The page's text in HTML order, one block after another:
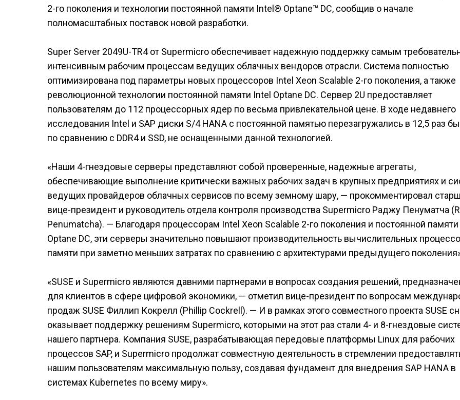
2-го поколения и технологии постоянной памяти Intel® Optane™ DC, сообщив о начале
полномасштабных поставок новой разработки.
Super Server 2049U-TR4 от Supermicro обеспечивает надежную поддержку самым
интенсивным рабочим процессам ведущих облачных вендоров отрасли. Система полностью
оптимизирована под параметры новых процессоров Intel Xeon Scalable 2-го поколения, а также
революционной технологии постоянной памяти Intel Optane DC. Сервер 2U предоставляет
пользователям до 112 процессорных ядер по весьма привлекательной цене. В ходе недавнего
исследования Intel и SAP диски S/4 HANA с постоянной памятью перезагружались в 12,5 раз
по сравнению с DDR4 и SSD, не оснащенными данной технологией.
«Наши 4-гнездовые серверы представляют собой проверенные, надежные агрегаты,
обеспечивающие выполнение критически важных рабочих задач в крупных предприятиях и
ведущих провайдеров облачных сервисов по всему земному шару, — прокомментировал
вице-президент и руководитель отдела контроля производства Supermicro Раджу Пенуматча
Penumatcha). — Благодаря процессорам Intel Xeon Scalable 2-го поколения и постоянной памяти
Optane DC, эти серверы значительно повышают производительность вычислительных
памяти при заметно меньших затратах по сравнению с архитектурами предыдущего
«SUSE и Supermicro являются давними партнерами в вопросах создания решений,
для клиентов в сфере цифровой экономики, — отметил вице-президент по вопросам
продаж SUSE Филлип Кокрелл (Phillip Cockrell). — И в рамках этого совместного проекта SUSE
оказывает поддержку решениям Supermicro, которыми на этот раз стали 4- и 8-гнездовые
нашего партнера. Компания SUSE, разрабатывающая передовые платформы Linux для рабочих
процессов SAP, и Supermicro продолжат совместную деятельность в стремлении
нашим пользователям максимальную пользу, создавая фундамент для внедрения SAP HANA в
системах Kubernetes по всему миру».